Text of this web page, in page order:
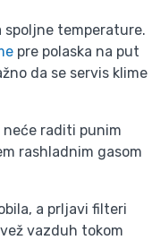
temperature.
pre polaska na put
da se servis klime
neće raditi punim
rashladnim gasom
a prljavi filteri
vazduh tokom